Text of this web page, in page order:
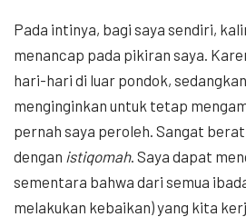
Pada intinya, bagi saya sendiri,
menancap pada pikiran saya.
hari-hari di luar pondok,
menginginkan untuk tetap
pernah saya peroleh. Sangat
dengan istiqomah. Saya dapat
sementara bahwa dari semua
melakukan kebaikan) yang kita